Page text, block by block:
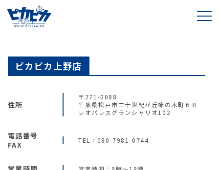
ピカピカ上野店
住所
〒271-0088
千葉県松戸市二十世紀が丘柿の木町６８
レオパレスグランシャリオ102
電話番号
FAX
TEL：080-7981-0744